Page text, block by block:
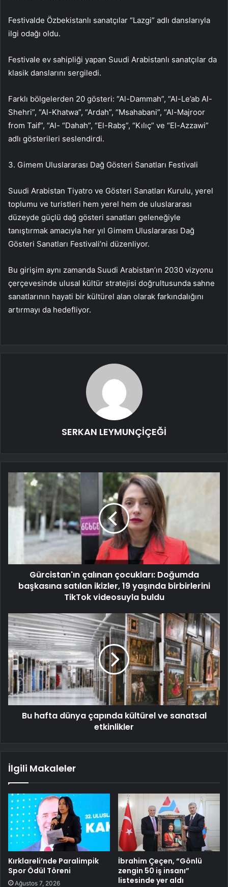
Festivalde Özbekistanlı sanatçılar “Lazgi” adlı danslarıyla
ilgi odağı oldu.
Festivale ev sahipliği yapan Suudi Arabistanlı sanatçılar da
klasik danslarını sergiledi.
Farklı bölgelerden 20 gösteri: “Al-Dammah”, “Al-Le’ab Al-
Shehri”, “Al-Khatwa”, “Ardah”, “Msahabani”, “Al-Majroor
from Taif”, “Al- “Dahah”, “El-Rabş”, “Kılıç” ve “El-Azzawi”
adlı gösterileri seslendirdi.
3. Gimem Uluslararası Dağ Gösteri Sanatları Festivali
Suudi Arabistan Tiyatro ve Gösteri Sanatları Kurulu, yerel
toplumu ve turistleri hem yerel hem de uluslararası
düzeyde güçlü dağ gösteri sanatları geleneğiyle
tanıştırmak amacıyla her yıl Gimem Uluslararası Dağ
Gösteri Sanatları Festivali’ni düzenliyor.
Bu girişim aynı zamanda Suudi Arabistan’ın 2030 vizyonu
çerçevesinde ulusal kültür stratejisi doğrultusunda sahne
sanatlarının hayati bir kültürel alan olarak farkındalığını
artırmayı da hedefliyor.
SERKAN LEYMUNÇİÇEĞİ
Gürcistan'ın çalınan çocukları: Doğumda
başkasına satılan ikizler, 19 yaşında birbirlerini
TikTok videosuyla buldu
Bu hafta dünya çapında kültürel ve sanatsal
etkinlikler
İlgili Makaleler
Kırklareli’nde Paralimpik
Spor Ödül Töreni
Ağustos 7, 2026
İbrahim Çeçen, “Gönlü
zengin 50 iş insanı”
listesinde yer aldı